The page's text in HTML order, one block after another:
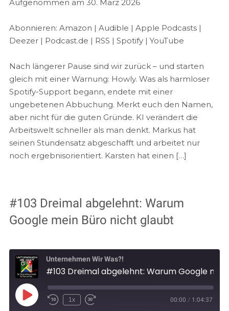
Amazon Audible
RSS FEED
TEILEN
LINK
EMBED
Aufgenommen am 30. März 2026
Abonnieren: Amazon | Audible | Apple Podcasts|
Deezer| Podcast.de | RSS | Spotify| YouTube
Nach längerer Pause sind wir zurück – und starten
gleich mit einer Warnung: Howly. Was als harmloser
Spotify-Support begann, endete mit einer
ungebetenen Abbuchung. Merkt euch den Namen,
aber nicht für die guten Gründe. KI verändert die
Arbeitswelt schneller als man denkt. Markus hat
seinen Stundensatz abgeschafft und arbeitet nur
noch ergebnisorientiert. Karsten hat einen […]
#103 Dreimal abgelehnt: Warum
Google mein Büro nicht glaubt
Unternehmen Wir Was?!
1x 00:00 / 1:04:37